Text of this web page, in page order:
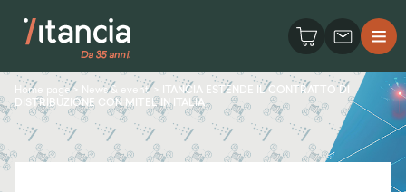
Home page> News & eventi
ITANCIA ESTENDE IL CONTRATTO DI
DISTRIBUZIONE CON MITEL IN ITALIA